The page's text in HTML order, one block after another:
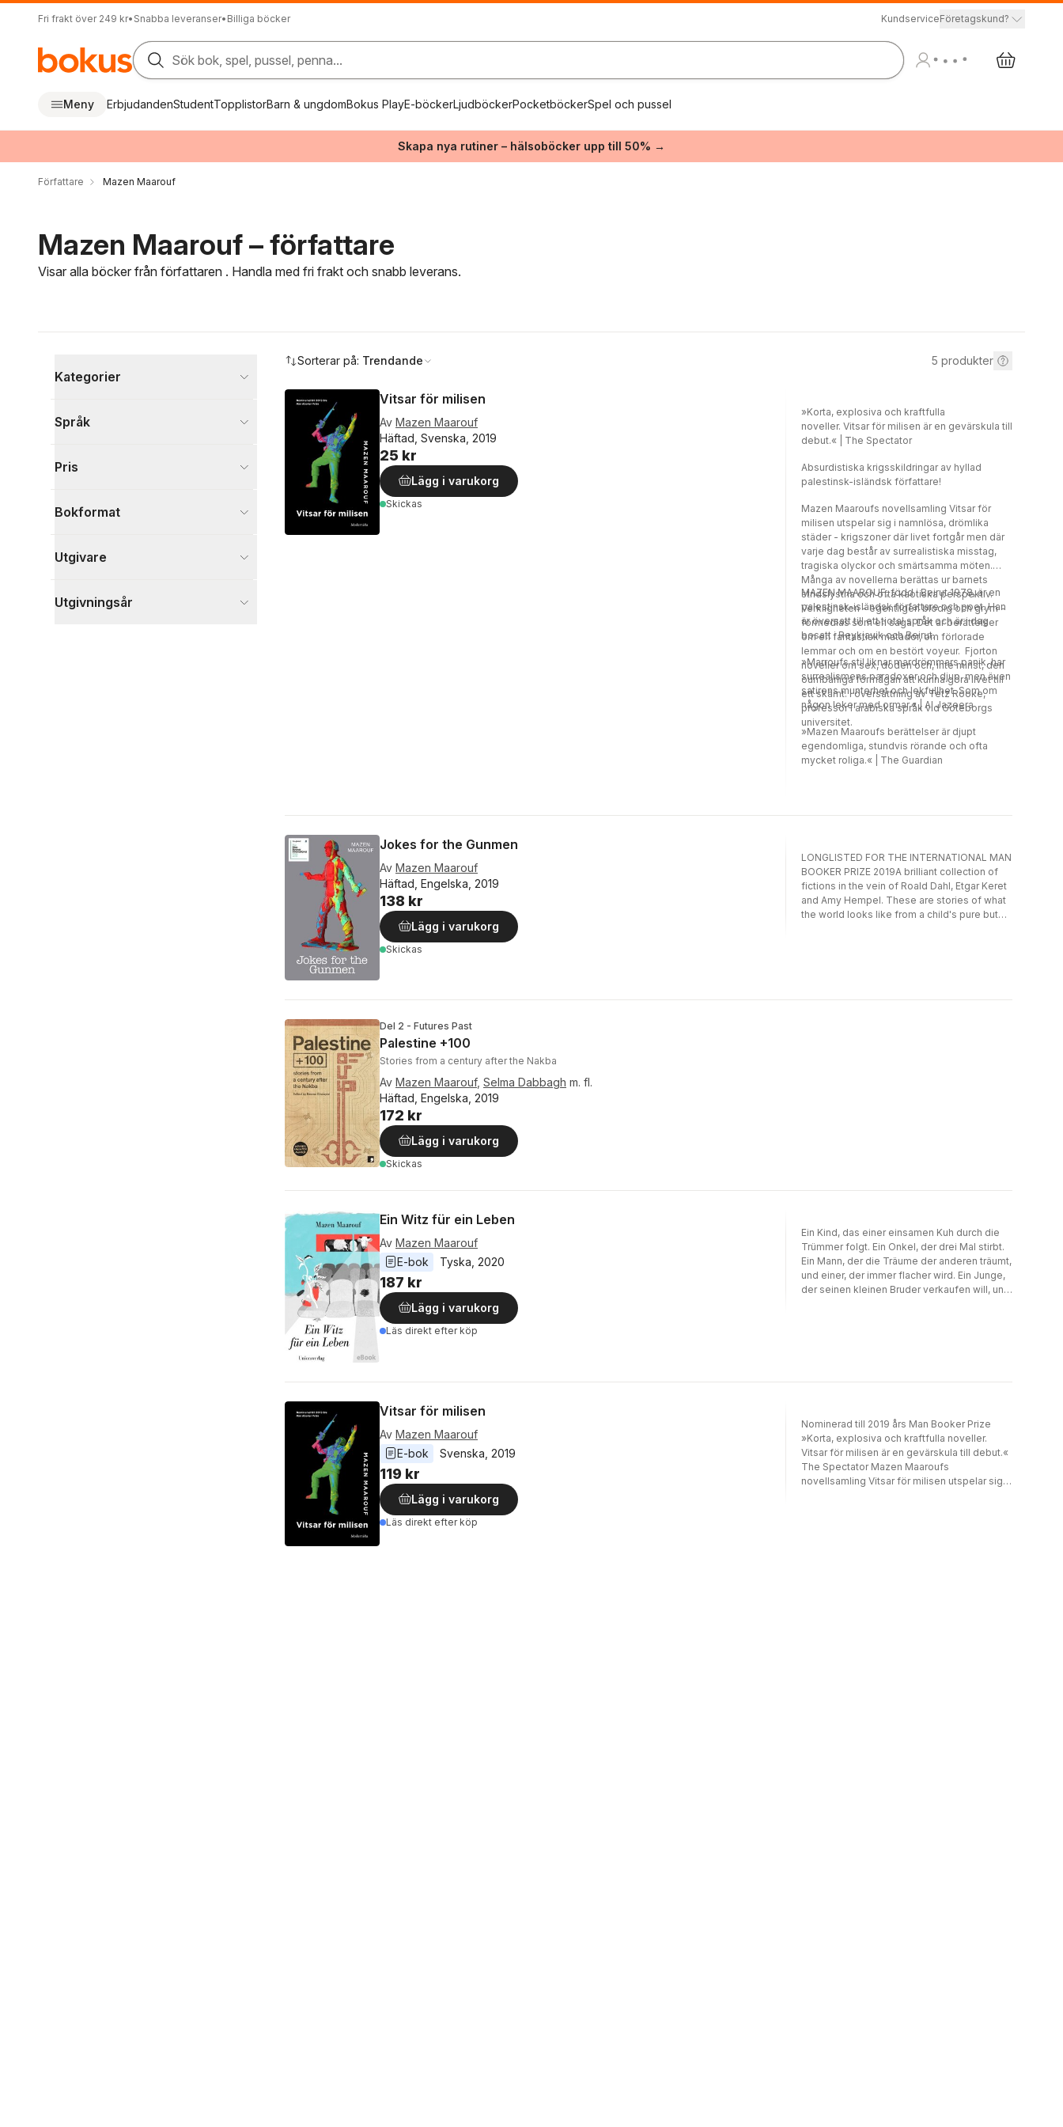
Fri frakt över 249 kr• Snabba leveranser• Billiga böcker KundserviceFöretagskund?
Sök bok, spel, pussel, penna...
Meny ErbjudandenStudentTopplistorBarn & ungdomBokus PlayE-böckerLjudböckerPocketböckerSpel och pussel
Skapa nya rutiner – hälsoböcker upp till 50% →
Författare Mazen Maarouf
Mazen Maarouf – författare
Visar alla böcker från författaren . Handla med fri frakt och snabb leverans.
Kategorier
Visa fler
Språk
Pris
Bokformat
Utgivare
Utgivningsår
Sorterar på: Trendande 5 produkter
Vitsar för milisen
Av Mazen Maarouf
Häftad, Svenska, 2019
25 kr
Lägg i varukorg
Skickas
»Korta, explosiva och kraftfulla
noveller. Vitsar för milisen är en gevärskula till
debut.« | The Spectator
Absurdistiska krigsskildringar av hyllad
palestinsk-isländsk författare!
Mazen Maaroufs novellsamling Vitsar för
milisen utspelar sig i namnlösa, drömlika
städer - krigszoner där livet fortgår men där
varje dag består av surrealistiska misstag,
tragiska olyckor och smärtsamma möten.
Många av novellerna berättas ur barnets
stridslystna och ofta kaotiska perspektiv.
Verkligheten - egentligen blodig och grym -
förmedlas som en saga. Det är berättelser
om en fantastisk matador, om förlorade
lemmar och om en bestört voyeur. Fjorton
noveller om sex, döden och, inte minst, den
oumbärliga förmågan att kunna göra livet till
ett skämt. I översättning av Tetz Rooke,
professor i arabiska språk vid Göteborgs
universitet.
MAZEN MAAROUF, född i Beirut 1978, är en
palestinsk-isländsk författare och poet. Han
är översatt till ett tiotal språk och är i dag
bosatt i Reykjavik och Beirut.
»Marroufs stil liknar mardrömmars panik, har
surrealismens paradoxer och djup, men även
satirens munterhet och lekfullhet. Som om
någon leker med ormar.« | Al Jazeera
»Mazen Maaroufs berättelser är djupt
egendomliga, stundvis rörande och ofta
mycket roliga.« | The Guardian
Jokes for the Gunmen
Av Mazen Maarouf
Häftad, Engelska, 2019
138 kr
Lägg i varukorg
Skickas
LONGLISTED FOR THE INTERNATIONAL MAN
BOOKER PRIZE 2019A brilliant collection of
fictions in the vein of Roald Dahl, Etgar Keret
and Amy Hempel. These are stories of what
the world looks like from a child's pure but
limbs and perplexed voyeurs. This is a
Del 2 - Futures Past
Palestine +100
Stories from a century after the Nakba
Av Mazen Maarouf, Selma Dabbagh m. fl.
Häftad, Engelska, 2019
172 kr
Lägg i varukorg
Skickas
Ein Witz für ein Leben
Av Mazen Maarouf
E-bok
Tyska 2020
187 kr
Lägg i varukorg
Läs direkt efter köp
Ein Kind, das einer einsamen Kuh durch die
Trümmer folgt. Ein Onkel, der drei Mal stirbt.
Ein Mann, der die Träume der anderen träumt,
und einer, der immer flacher wird. Ein Junge,
der seinen kleinen Bruder verkaufen will, und
anders ist, als wir ihn uns vorstellen? In
seinen aufsehenerregenden Texten erzählt
Mazen Maarouf überraschend und kühn,
voller Humor und Fantasie.
Vitsar för milisen
Av Mazen Maarouf
E-bok
Svenska 2019
119 kr
Lägg i varukorg
Läs direkt efter köp
Nominerad till 2019 års Man Booker Prize
»Korta, explosiva och kraftfulla noveller.
Vitsar för milisen är en gevärskula till debut.«
The Spectator Mazen Maaroufs
novellsamling Vitsar för milisen utspelar sig i